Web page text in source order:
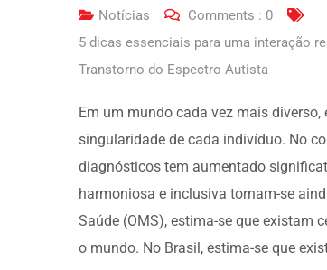
Notícias Comments : 0
5 dicas essenciais para uma interação
Transtorno do Espectro Autista
Em um mundo cada vez mais
singularidade de cada indivíduo. No
diagnósticos tem aumentado
harmoniosa e inclusiva tornam-se
Saúde (OMS), estima-se que existam
o mundo. No Brasil, estima-se que